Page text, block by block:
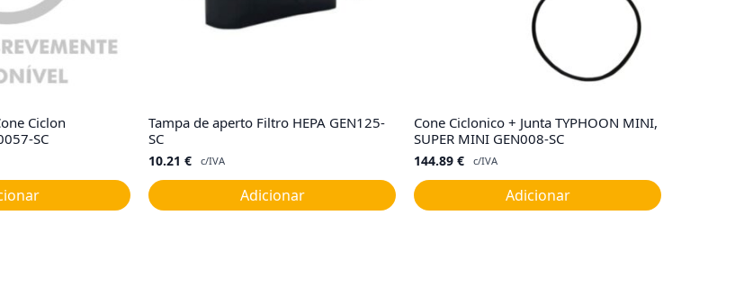
Ciclon
SC
Tampa de aperto Filtro HEPA GEN125-
SC
10.21 € c/IVA
Adicionar
Cone Ciclonico + Junta TYPHOON MINI,
SUPER MINI GEN008-SC
144.89 € c/IVA
Adicionar